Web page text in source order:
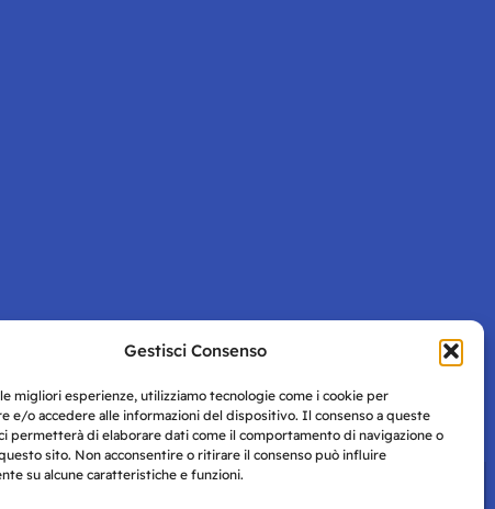
Gestisci Consenso
migliori esperienze, utilizziamo tecnologie come i cookie per
e/o accedere alle informazioni del dispositivo. Il consenso a queste
permetterà di elaborare dati come il comportamento di navigazione o
sito. Non acconsentire o ritirare il consenso può influire
su alcune caratteristiche e funzioni.